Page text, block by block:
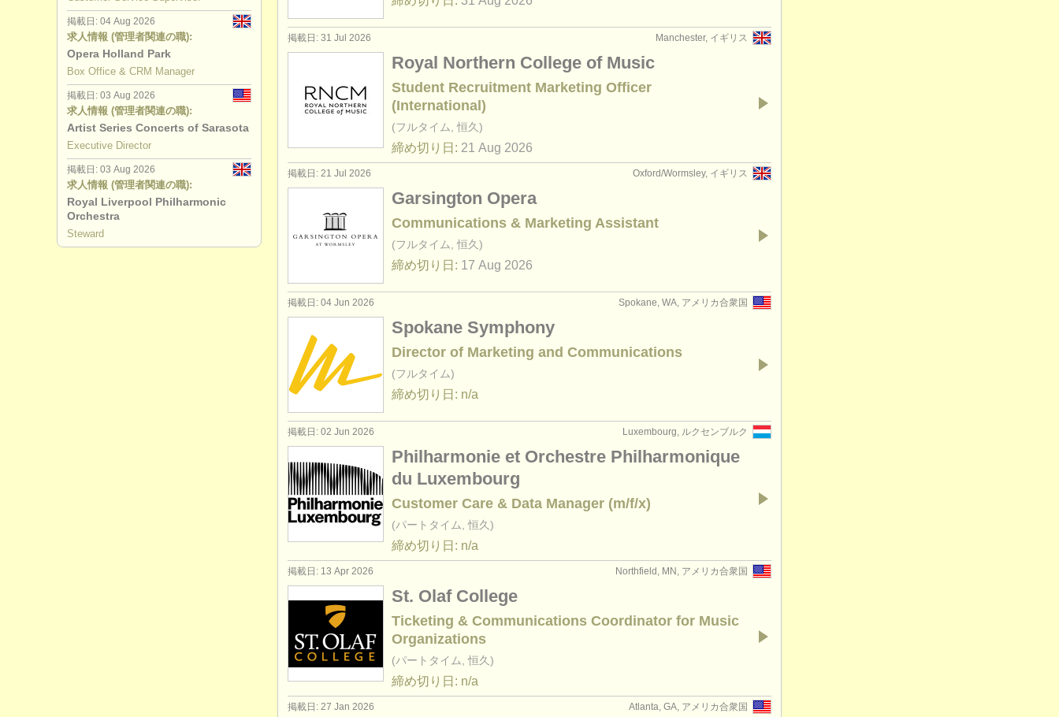
Manchester, イギリス
掲載日: 31 Jul 2026
Royal Northern College of Music
Student Recruitment Marketing Officer
(International)
(フルタイム, 恒久)
締め切り日: 21 Aug 2026
Oxford/Wormsley, イギリス
掲載日: 21 Jul 2026
Garsington Opera
Communications & Marketing Assistant
(フルタイム, 恒久)
締め切り日: 17 Aug 2026
Spokane, WA, アメリカ合衆国
掲載日: 04 Jun 2026
Spokane Symphony
Director of Marketing and Communications
(フルタイム)
締め切り日: n/a
Luxembourg, ルクセンブルク
掲載日: 02 Jun 2026
Philharmonie et Orchestre Philharmonique
du Luxembourg
Customer Care & Data Manager (m/f/x)
(パートタイム, 恒久)
締め切り日: n/a
Northfield, MN, アメリカ合衆国
掲載日: 13 Apr 2026
St. Olaf College
Ticketing & Communications Coordinator for Music
Organizations
(パートタイム, 恒久)
締め切り日: n/a
Atlanta, GA, アメリカ合衆国
掲載日: 27 Jan 2026
掲載日: 04 Aug 2026
求人情報 (管理者関連の職):
Opera Holland Park
Box Office & CRM Manager
掲載日: 03 Aug 2026
求人情報 (管理者関連の職):
Artist Series Concerts of Sarasota
Executive Director
掲載日: 03 Aug 2026
求人情報 (管理者関連の職):
Royal Liverpool Philharmonic
Orchestra
Steward